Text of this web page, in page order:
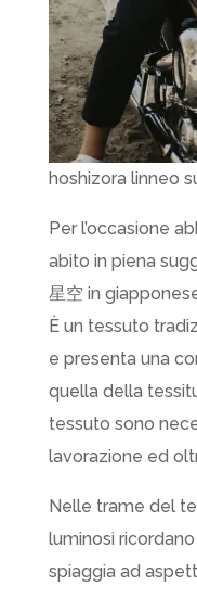
hoshizora linneo
Per l’occasione
abito in piena
星空 in
È un tessuto
e presenta una
quella della
tessuto sono
lavorazione ed
Nelle trame del
luminosi
spiaggia ad